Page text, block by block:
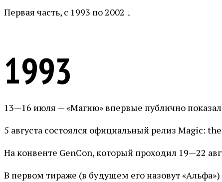
Первая часть, с 1993 по 2002 ↓
1993
13—16 июля — «Магию» впервые публично
5 августа состоялся официальный релиз Magic:
На конвенте GenCon, который проходил 19—22
В первом тираже (в будущем его назовут «Альфа»)